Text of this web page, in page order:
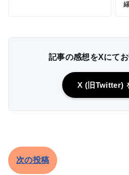
記事の感想をXにて
X (旧Twitter)
次の投稿